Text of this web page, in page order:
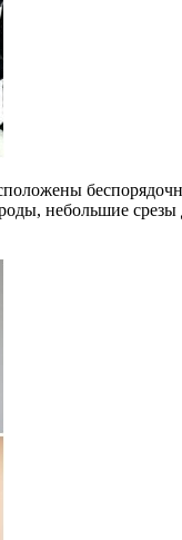
небольшие срезы